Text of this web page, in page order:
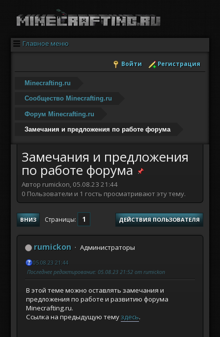
Главное меню
Войти Регистрация
Minecrafting.ru
Сообщество Minecrafting.ru
Форум Minecrafting.ru
Замечания и предложения по работе форума
Замечания и предложения
по работе форума
Автор rumickon, 05.08.23 21:44
0 Пользователи и 1 гость просматривают эту тему.
ВНИЗ Страницы 1 ДЕЙСТВИЯ ПОЛЬЗОВАТЕЛЯ
rumickon Администраторы
05.08.23 21:44
Последнее редактирование: 05.08.23 21:52 от rumickon
В этой теме можно оставлять замечания и
предложения по работе и развитию форума
Minecrafting.ru.
Ссылка на предыдущую темуздесь.